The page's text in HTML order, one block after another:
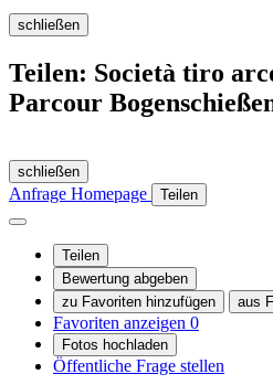
schließen
Teilen: Società tiro
Parcour
schließen
Anfrage Homepage Teilen
Teilen
Bewertung abgeben
zu Favoriten hinzufügen
aus
Favoriten anzeigen 0
Fotos hochladen
Öffentliche Frage stellen